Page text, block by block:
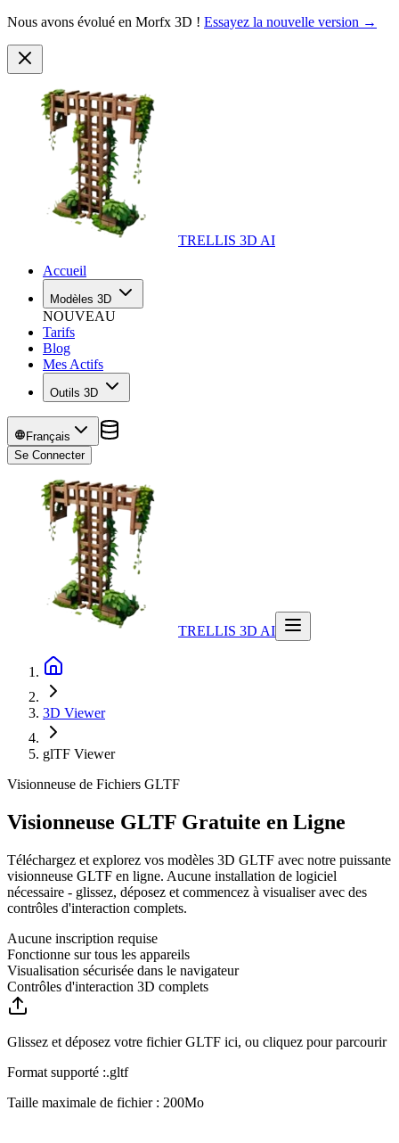
Nous avons évolué en Morfx 3D ! Essayez la nouvelle version →
TRELLIS 3D AI
Accueil
Modèles 3D
NOUVEAU
Tarifs
Blog
Mes Actifs
Outils 3D
Français
Se Connecter
TRELLIS 3D AI
3D Viewer
glTF Viewer
Visionneuse de Fichiers GLTF
Visionneuse GLTF Gratuite en Ligne
Téléchargez et explorez vos modèles 3D GLTF avec notre puissante
visionneuse GLTF en ligne. Aucune installation de logiciel
nécessaire - glissez, déposez et commencez à visualiser avec des
contrôles d'interaction complets.
Aucune inscription requise
Fonctionne sur tous les appareils
Visualisation sécurisée dans le navigateur
Contrôles d'interaction 3D complets
Glissez et déposez votre fichier GLTF ici, ou cliquez pour parcourir
Format supporté :.gltf
Taille maximale de fichier : 200Mo